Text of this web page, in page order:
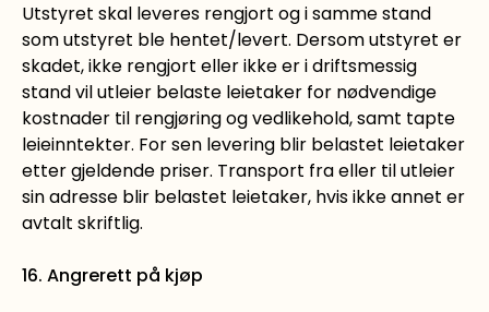
Utstyret skal leveres rengjort og i samme stand
som utstyret ble hentet/levert. Dersom utstyret er
skadet, ikke rengjort eller ikke er i driftsmessig
stand vil utleier belaste leietaker for nødvendige
kostnader til rengjøring og vedlikehold, samt tapte
leieinntekter. For sen levering blir belastet leietaker
etter gjeldende priser. Transport fra eller til utleier
sin adresse blir belastet leietaker, hvis ikke annet er
avtalt skriftlig.
16. Angrerett på kjøp